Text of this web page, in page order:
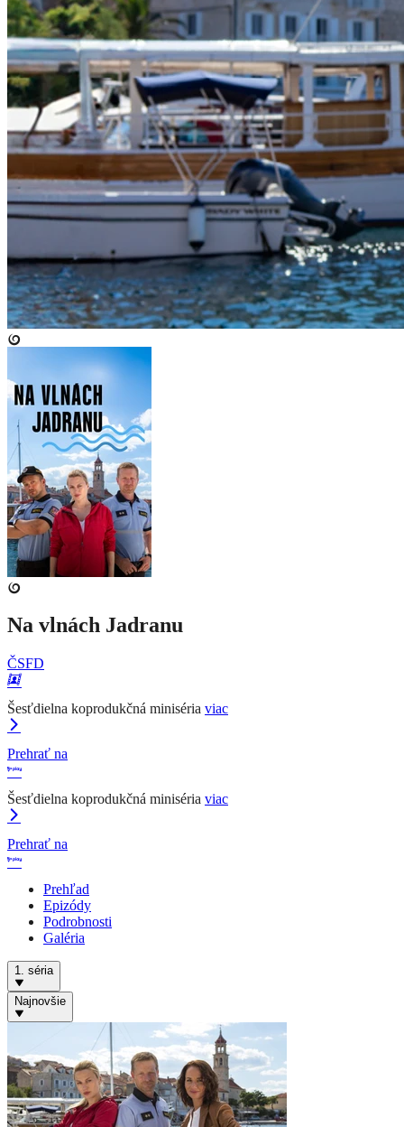
Na vlnách Jadranu
ČSFD
Šesťdielna koprodukčná miniséria viac
Prehrať na
Šesťdielna koprodukčná miniséria viac
Prehrať na
Prehľad
Epizódy
Podrobnosti
Galéria
1. séria
Najnovšie